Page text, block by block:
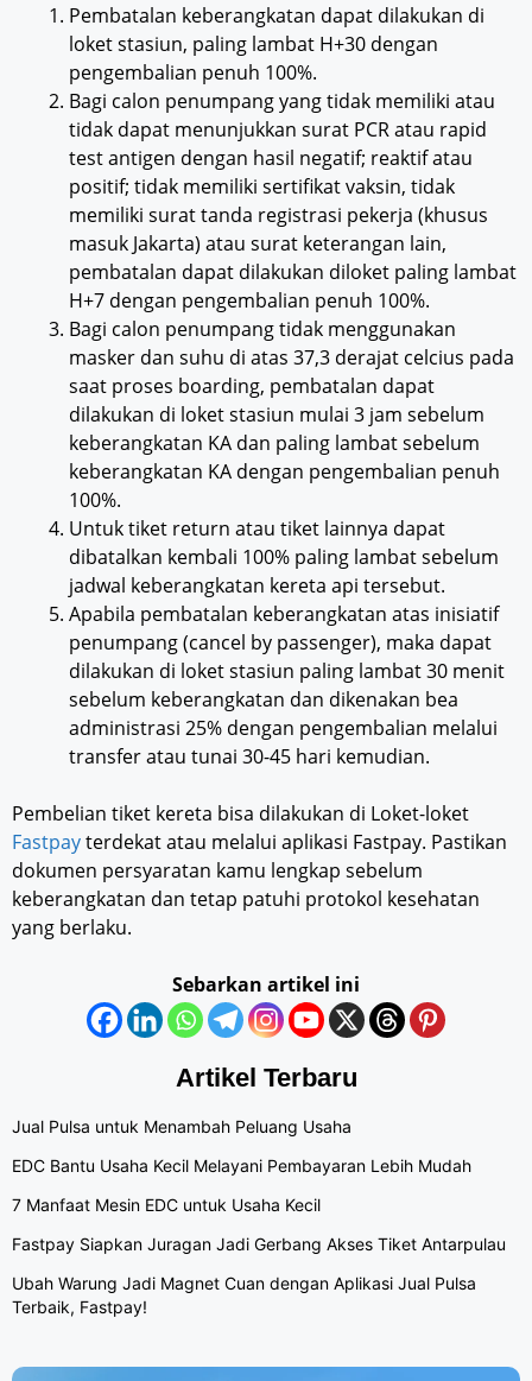
Pembatalan keberangkatan dapat dilakukan di
loket stasiun, paling lambat H+30 dengan
pengembalian penuh 100%.
Bagi calon penumpang yang tidak memiliki atau
tidak dapat menunjukkan surat PCR atau rapid
test antigen dengan hasil negatif; reaktif atau
positif; tidak memiliki sertifikat vaksin, tidak
memiliki surat tanda registrasi pekerja (khusus
masuk Jakarta) atau surat keterangan lain,
pembatalan dapat dilakukan diloket paling lambat
H+7 dengan pengembalian penuh 100%.
Bagi calon penumpang tidak menggunakan
masker dan suhu di atas 37,3 derajat celcius pada
saat proses boarding, pembatalan dapat
dilakukan di loket stasiun mulai 3 jam sebelum
keberangkatan KA dan paling lambat sebelum
keberangkatan KA dengan pengembalian penuh
100%.
Untuk tiket return atau tiket lainnya dapat
dibatalkan kembali 100% paling lambat sebelum
jadwal keberangkatan kereta api tersebut.
Apabila pembatalan keberangkatan atas inisiatif
penumpang (cancel by passenger), maka dapat
dilakukan di loket stasiun paling lambat 30 menit
sebelum keberangkatan dan dikenakan bea
administrasi 25% dengan pengembalian melalui
transfer atau tunai 30-45 hari kemudian.
Pembelian tiket kereta bisa dilakukan di Loket-loket
Fastpayterdekat atau melalui aplikasi Fastpay. Pastikan
dokumen persyaratan kamu lengkap sebelum
keberangkatan dan tetap patuhi protokol kesehatan
yang berlaku.
Sebarkan artikel ini
Artikel Terbaru
Jual Pulsa untuk Menambah Peluang Usaha
EDC Bantu Usaha Kecil Melayani Pembayaran Lebih Mudah
7 Manfaat Mesin EDC untuk Usaha Kecil
Fastpay Siapkan Juragan Jadi Gerbang Akses Tiket Antarpulau
Ubah Warung Jadi Magnet Cuan dengan Aplikasi Jual Pulsa
Terbaik, Fastpay!